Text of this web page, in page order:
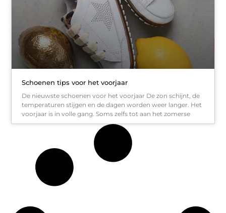
Schoenen tips voor het voorjaar
De nieuwste schoenen voor het voorjaar De zon schijnt, de
temperaturen stijgen en de dagen worden weer langer. Het
voorjaar is in volle gang. Soms zelfs tot aan het zomerse